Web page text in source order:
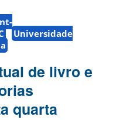
Universidade
de livro e
quarta